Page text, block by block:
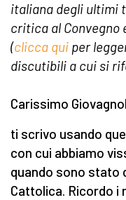
italiana degli ultimi
critica al Convegno
(clicca qui per
discutibili a cui si
Carissimo
ti scrivo usando
con cui abbiamo
quando sono stato
Cattolica. Ricordo i